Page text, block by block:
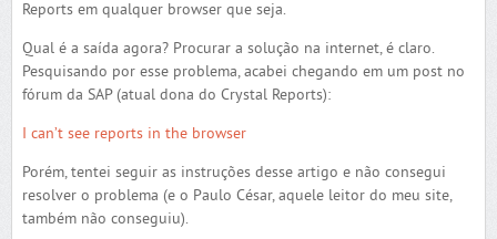
Reports em qualquer browser que seja.
Qual é a saída agora? Procurar a solução na internet, é claro.
Pesquisando por esse problema, acabei chegando em um post no
fórum da SAP (atual dona do Crystal Reports):
I can’t see reports in the browser
Porém, tentei seguir as instruções desse artigo e não consegui
resolver o problema (e o Paulo César, aquele leitor do meu site,
também não conseguiu).